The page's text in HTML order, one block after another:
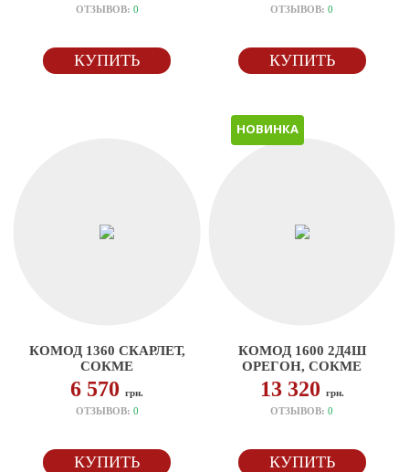
ОТЗЫВОВ: 0
КУПИТЬ
ОТЗЫВОВ:0
КУПИТЬ
КОМОД 1360 СКАРЛЕТ,
СОКМЕ
6 570грн.
ОТЗЫВОВ: 0
КУПИТЬ
НОВИНКА
КОМОД 1600 2Д4Ш
ОРЕГОН, СОКМЕ
13 320 грн.
ОТЗЫВОВ:0
КУПИТЬ